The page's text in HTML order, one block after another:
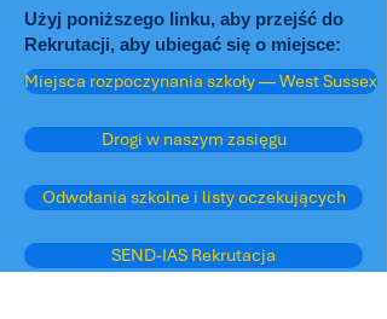
Użyj poniższego linku, aby przejść do
Rekrutacji, aby ubiegać się o miejsce:
Miejsca rozpoczynania szkoły — West Sussex
Drogi w naszym zasięgu
Odwołania szkolne i listy oczekujących
SEND-IAS Rekrutacja